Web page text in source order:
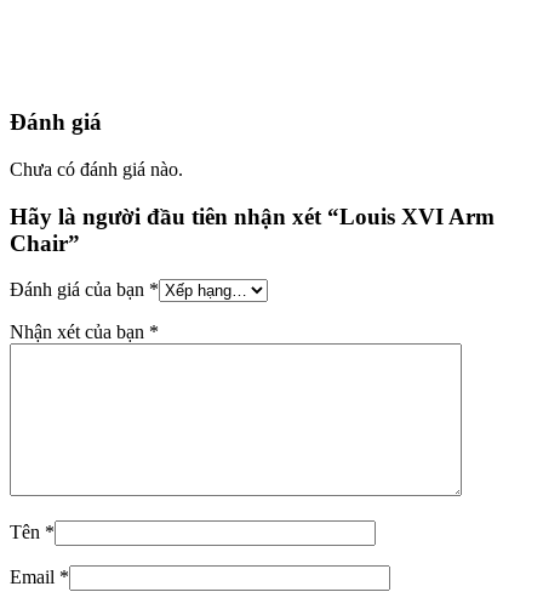
Đánh giá
Chưa có đánh giá nào.
Hãy là người đầu tiên nhận xét “Louis XVI Arm
Chair”
Đánh giá của bạn *
Nhận xét của bạn *
Tên *
Email *